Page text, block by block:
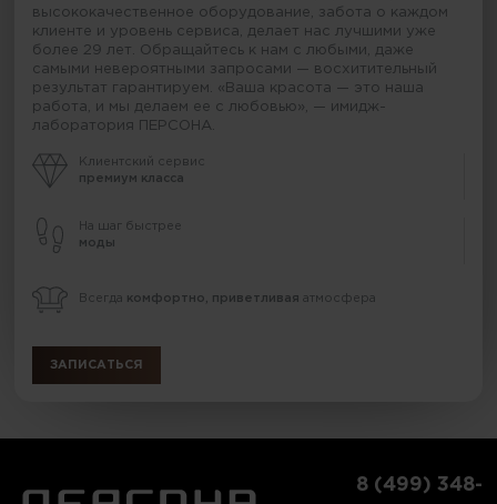
высококачественное оборудование, забота о каждом
клиенте и уровень сервиса, делает нас лучшими уже
более 29 лет. Обращайтесь к нам с любыми, даже
самыми невероятными запросами — восхитительный
результат гарантируем. «Ваша красота — это наша
работа, и мы делаем ее с любовью», — имидж-
лаборатория ПЕРСОНА.
Клиентский сервис
премиум класса
На шаг быстрее
моды
Всегда комфортно, приветливая атмосфера
ЗАПИСАТЬСЯ
8 (499) 348-